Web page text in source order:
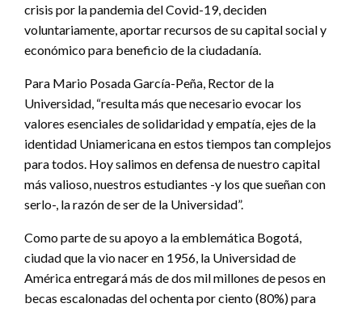
crisis por la pandemia del Covid-19, deciden
voluntariamente, aportar recursos de su capital social y
económico para beneficio de la ciudadanía.
Para Mario Posada García-Peña, Rector de la
Universidad, “resulta más que necesario evocar los
valores esenciales de solidaridad y empatía, ejes de la
identidad Uniamericana en estos tiempos tan complejos
para todos. Hoy salimos en defensa de nuestro capital
más valioso, nuestros estudiantes -y los que sueñan con
serlo-, la razón de ser de la Universidad”.
Como parte de su apoyo a la emblemática Bogotá,
ciudad que la vio nacer en 1956, la Universidad de
América entregará más de dos mil millones de pesos en
becas escalonadas del ochenta por ciento (80%) para